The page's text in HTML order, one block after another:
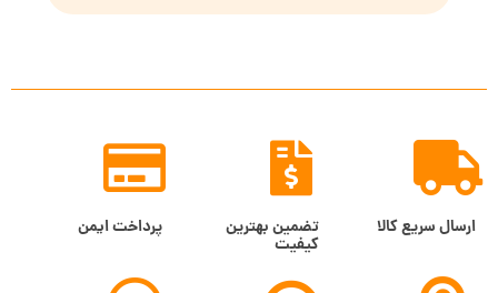
ارسال سریع کالا تضمین بهترین
کیفیت
پرداخت ایمن